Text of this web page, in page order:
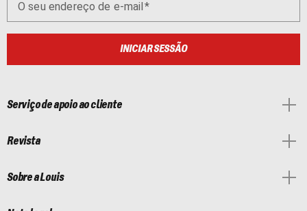
O seu endereço de e-mail
INICIAR SESSÃO
Serviço de apoio ao cliente
Revista
Sobre a Louis